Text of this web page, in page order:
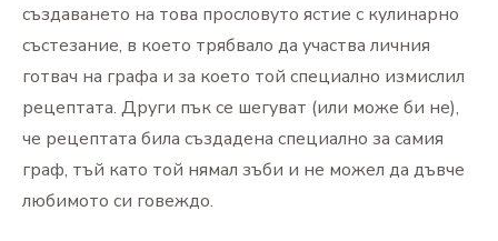
създаването на това прословуто ястие с кулинарно
състезание, в което трябвало да участва личния
готвач на графа и за което той специално измислил
рецептата. Други пък се шегуват (или може би не),
че рецептата била създадена специално за самия
граф, тъй като той нямал зъби и не можел да дъвче
любимото си говеждо.